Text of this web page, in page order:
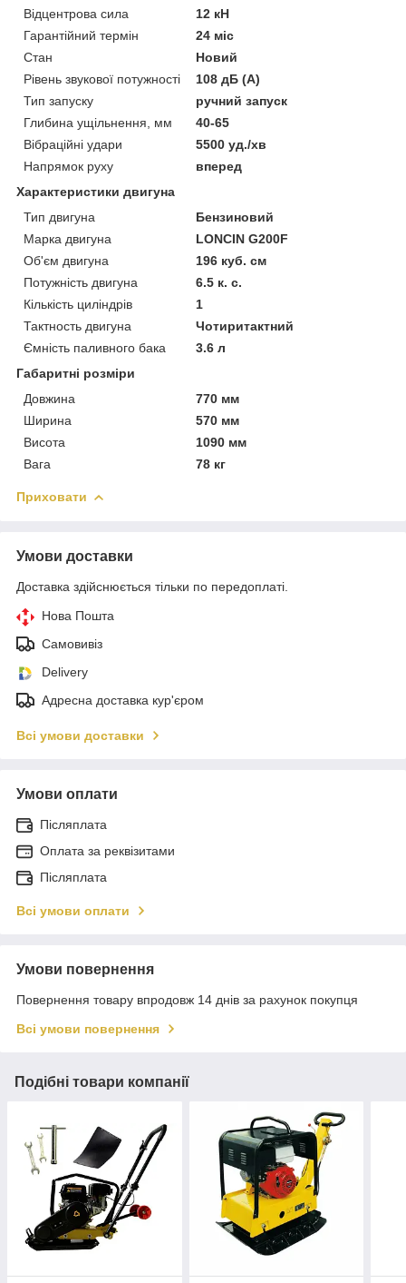
Відцентрова сила
12 кН
Гарантійний термін
24 міс
Стан
Новий
Рівень звукової потужності
108 дБ (A)
Тип запуску
ручний запуск
Глибина ущільнення, мм
40-65
Вібраційні удари
5500 уд./хв
Напрямок руху
вперед
Характеристики двигуна
Тип двигуна
Бензиновий
Марка двигуна
LONCIN G200F
Об'єм двигуна
196 куб. см
Потужність двигуна
6.5 к. с.
Кількість циліндрів
1
Тактность двигуна
Чотиритактний
Ємність паливного бака
3.6 л
Габаритні розміри
Довжина
770 мм
Ширина
570 мм
Висота
1090 мм
Вага
78 кг
Приховати
Умови доставки
Доставка здійснюється тільки по передоплаті.
Нова Пошта
Самовивіз
Delivery
Адресна доставка кур'єром
Всі умови доставки
Умови оплати
Післяплата
Оплата за реквізитами
Післяплата
Всі умови оплати
Умови повернення
Повернення товару впродовж 14 днів за рахунок покупця
Всі умови повернення
Подібні товари компанії